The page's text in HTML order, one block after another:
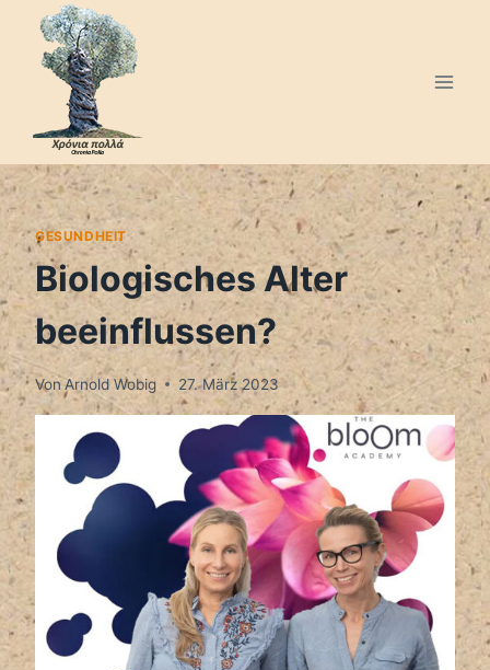
Inhalt
springen
GESUNDHEIT
Biologisches Alter
beeinflussen?
VonArnold Wobig 27. März 2023